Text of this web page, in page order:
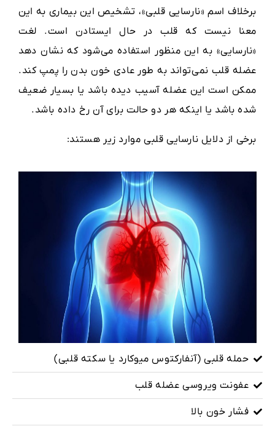
برخلاف اسم «نارسایی قلبی»، تشخیص این بیماری به این
معنا نیست که قلب در حال ایستادن است. لغت
«نارسایی» به این منظور استفاده می‌شود که نشان دهد
عضله قلب نمی‌تواند به طور عادی خون بدن را پمپ کند.
ممکن است این عضله آسیب دیده باشد یا بسیار ضعیف
شده باشد یا اینکه هر دو حالت برای آن رخ داده باشد.
برخی از دلایل نارسایی قلبی موارد زیر هستند:
حمله قلبی (آنفارکتوس میوکارد یا سکته قلبی)
عفونت ویروسی عضله قلب
فشار خون بالا